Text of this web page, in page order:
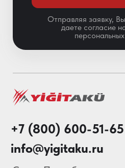
Особенности АКБ
Акции
Блог
О нас
Технологии Все права защищены.
Политика конфиденциальности